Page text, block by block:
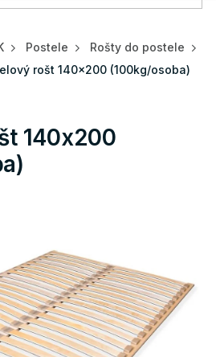
Postele
Rošty do postele
rošt 140x200 (100kg/osoba)
140x200